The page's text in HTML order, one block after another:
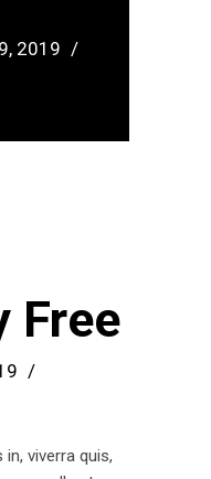
2019
Free
viverra quis,